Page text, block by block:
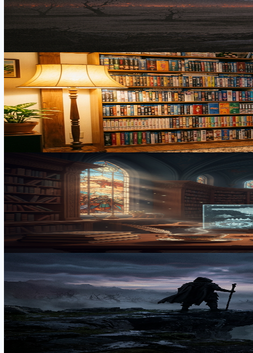
救いのない展開のダークファンタジーアニメは、見る者に深い心の
法を解説します。
ダークファンタジー
人生で一度は見るべきアニメ名作20選：月城
アニメ・ライトノベル解説ライター月城アキラが、人生で一度は見
しむためのガイドです。
2026年6月9日•月城 アキラ
ダークファンタジー
深い世界観を紐解く！裏設定解説が秀逸なダ
深い世界観を持つダークファンタジーアニメの中から、難解な裏設
最大化するガイドを提供します。
•月城 アキラ
救いがない鬱展開ダークファンタジーアニメ
「救いがない」「鬱展開」といった要素を深く追求するダークファ
るおすすめ作品10選を紹介し、その魅力を月城アキラが徹底解説しま
2026年4月16日•月城 アキラ